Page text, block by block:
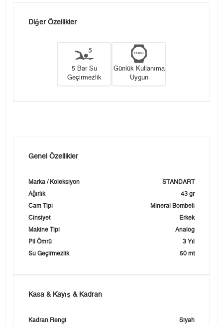
Diğer Özellikler
5 Bar Su
Geçirmezlik
Günlük Kullanıma
Uygun
Genel Özellikler
Marka / Koleksiyon
STANDART
Ağırlık
43 gr
Cam Tipi
Mineral Bombeli
Cinsiyet
Erkek
Makine Tipi
Analog
Pil Ömrü
3 Yıl
Su Geçirmezlik
50 mt
Kasa & Kayış & Kadran
Kadran Rengi
Siyah